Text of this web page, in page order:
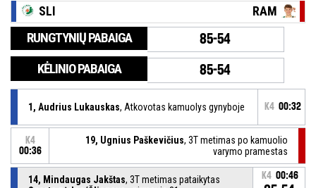
SLI RAM
RUNGTYNIŲ PABAIGA 85-54
KĖLINIO PABAIGA 85-54
1, Audrius Lukauskas, Atkovotas kamuolys gynyboje K4 00:32
K4
00:36
19, Ugnius Paškevičius, 3T metimas po kamuolio
varymo pramestas
14, Mindaugas Jakštas, 3T metimas pataikytas
K4 00:46